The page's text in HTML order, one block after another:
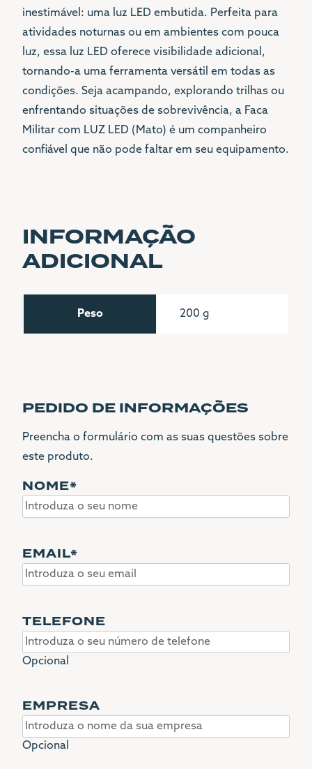
inestimável: uma luz LED embutida. Perfeita para
atividades noturnas ou em ambientes com pouca
luz, essa luz LED oferece visibilidade adicional,
tornando-a uma ferramenta versátil em todas as
condições. Seja acampando, explorando trilhas ou
enfrentando situações de sobrevivência, a Faca
Militar com LUZ LED (Mato) é um companheiro
confiável que não pode faltar em seu equipamento.
INFORMAÇÃO
ADICIONAL
Peso 200 g
PEDIDO DE INFORMAÇÕES
Preencha o formulário com as suas questões sobre
este produto.
NOME*
EMAIL*
TELEFONE
Opcional
EMPRESA
Opcional